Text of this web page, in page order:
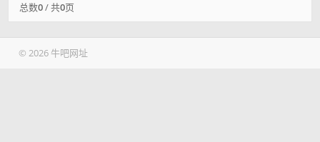
总数0/ 共0页
© 2026 牛吧网址